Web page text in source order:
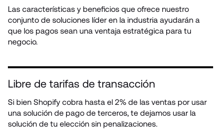
Las características y beneficios que ofrece nuestro
conjunto de soluciones líder en la industria ayudarán a
que los pagos sean una ventaja estratégica para tu
negocio.
Libre de tarifas de transacción
Si bien Shopify cobra hasta el 2% de las ventas por usar
una solución de pago de terceros, te dejamos usar la
solución de tu elección sin penalizaciones.